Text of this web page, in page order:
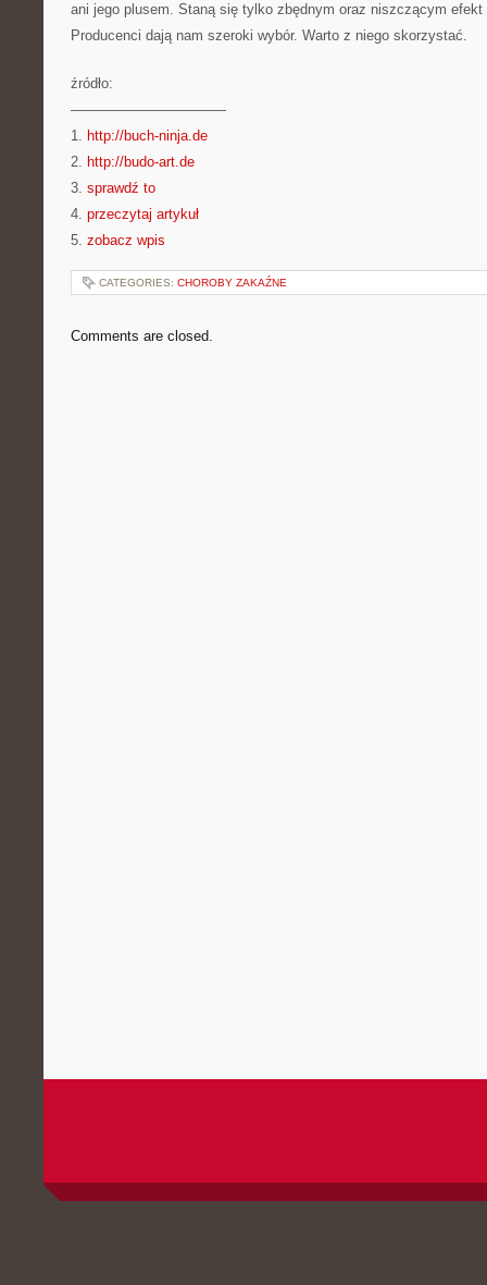
ani jego plusem. Staną się tylko zbędnym oraz niszczącym
Producenci dają nam szeroki wybór. Warto z niego skorzystać.
źródło:
———————————
1. http://buch-ninja.de
2. http://budo-art.de
3. sprawdź to
4. przeczytaj artykuł
5. zobacz wpis
CATEGORIES: CHOROBY ZAKAŹNE
Comments are closed.